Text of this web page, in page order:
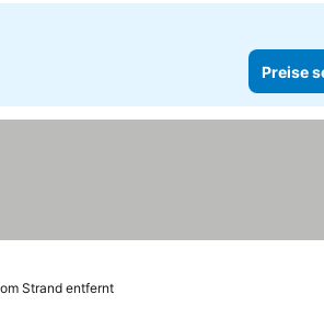
Preise
Strand entfernt